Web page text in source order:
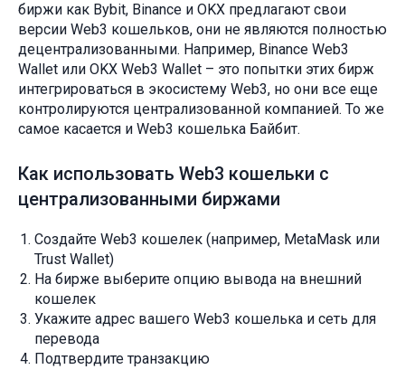
биржи как Bybit, Binance и OKX предлагают свои
версии Web3 кошельков, они не являются полностью
децентрализованными. Например, Binance Web3
Wallet или OKX Web3 Wallet – это попытки этих бирж
интегрироваться в экосистему Web3, но они все еще
контролируются централизованной компанией. То же
самое касается и Web3 кошелька Байбит.
Как использовать Web3 кошельки с
централизованными биржами
Создайте Web3 кошелек (например, MetaMask или
Trust Wallet)
На бирже выберите опцию вывода на внешний
кошелек
Укажите адрес вашего Web3 кошелька и сеть для
перевода
Подтвердите транзакцию